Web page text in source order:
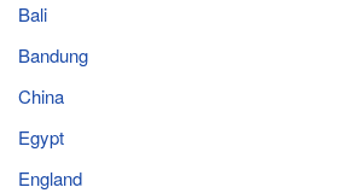
Bali
Bandung
China
Egypt
England